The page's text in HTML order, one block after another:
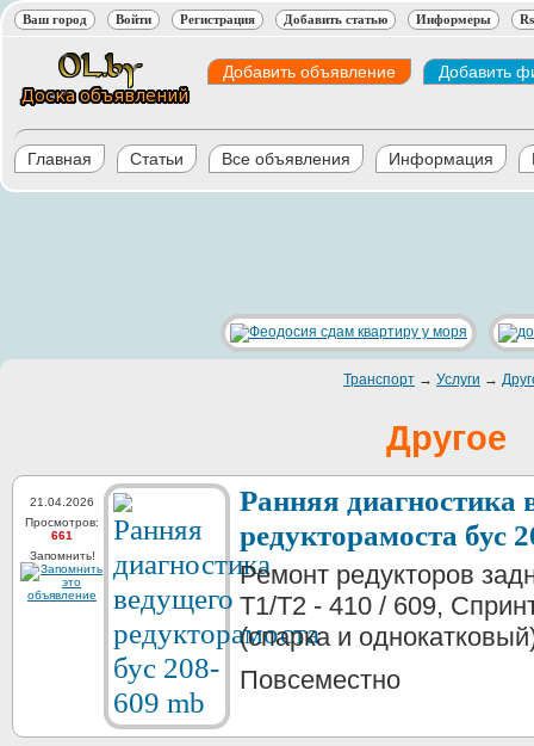
Ваш город Войти Регистрация Добавить статью Информеры
Добавить объявление Добавить
Главная Статьи Все объявления Информация
Транспорт → Услуги →
Другое
21.04.2026
Просмотров:
661
Запомнить!
Ранняя диагностика
редукторамоста бус
Ремонт редукторов
T1/T2 - 410 / 609,
(спарка и
Повсеместно